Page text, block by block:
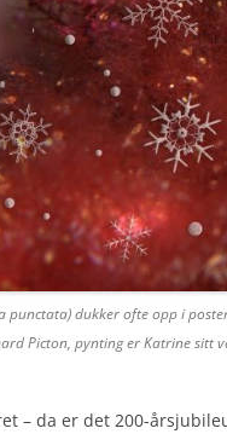
punctata) dukker ofte opp i
Picton, pynting er Katrine sitt
– da er det 200-